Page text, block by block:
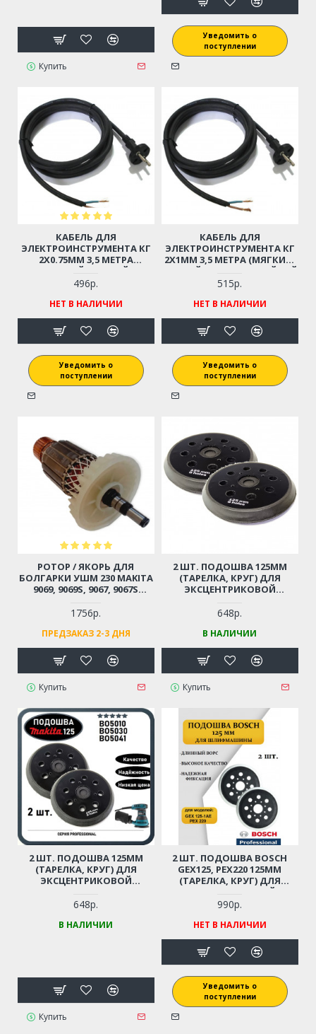
Купить
Уведомить о
поступлении
КАБЕЛЬ ДЛЯ
ЭЛЕКТРОИНСТРУМЕНТА КГ
2Х0.75ММ 3,5 МЕТРА
(МЯГКИЙ, ГИБКИЙ,
МОРОЗОСТОЙКИЙ ДО - 40С)
496р.
НЕТ В НАЛИЧИИ
Уведомить о
поступлении
КАБЕЛЬ ДЛЯ
ЭЛЕКТРОИНСТРУМЕНТА КГ
2Х1ММ 3,5 МЕТРА (МЯГКИЙ,
ГИБКИЙ, МОРОЗОСТОЙКИЙ
ДО - 40С)
515р.
НЕТ В НАЛИЧИИ
Уведомить о
поступлении
РОТОР / ЯКОРЬ ДЛЯ
БОЛГАРКИ УШМ 230 MAKITA
9069, 9069S, 9067, 9067S
1756р.
ПРЕДЗАКАЗ 2-3 ДНЯ
Купить
2 ШТ. ПОДОШВА 125ММ
(ТАРЕЛКА, КРУГ) ДЛЯ
ЭКСЦЕНТРИКОВОЙ
КРЕПЛЕНИЯ / 8 ОТВЕРСТИЙ
648р.
В НАЛИЧИИ
Купить
2 ШТ. ПОДОШВА 125ММ
(ТАРЕЛКА, КРУГ) ДЛЯ
ЭКСЦЕНТРИКОВОЙ
КРЕПЛЕНИЯ BO5010, BO5021,
BO5030, BO5031, BO5041
648р.
В НАЛИЧИИ
Купить
2 ШТ. ПОДОШВА BOSCH
GEX125, PEX220 125ММ
(ТАРЕЛКА, КРУГ) ДЛЯ
ЭКСЦЕНТРИКОВОЙ
ШЛИФМАШИНЫ
УДЛИНЕННЫЙ ВОРС
990р.
НЕТ В НАЛИЧИИ
Уведомить о
поступлении